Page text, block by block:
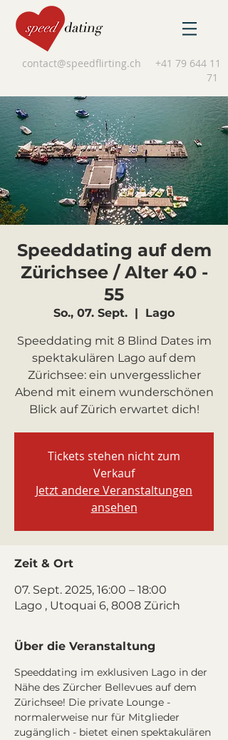
contact@speedflirting.ch
+41 79 644 11
71
Speeddating auf dem
Zürichsee / Alter 40 -
55
So., 07. Sept.
  |
Lago
Speeddating mit 8 Blind Dates im
spektakulären Lago auf dem
Zürichsee: ein unvergesslicher
Abend mit einem wunderschönen
Blick auf Zürich erwartet dich!
Tickets stehen nicht zum
Verkauf
Jetzt andere Veranstaltungen
ansehen
Zeit & Ort
07. Sept. 2025, 16:00 – 18:00
Lago , Utoquai 6, 8008 Zürich
Über die Veranstaltung
Speeddating im exklusiven Lago in der
Nähe des Zürcher Bellevues auf dem
Zürichsee! Die private Lounge -
normalerweise nur für Mitglieder
zugänglich - bietet einen spektakulären